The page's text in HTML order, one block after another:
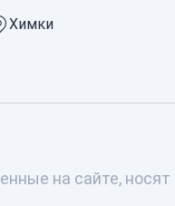
Химки
на сайте,